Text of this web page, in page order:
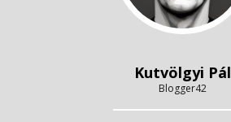
Kutvölgyi Pál
Blogger42